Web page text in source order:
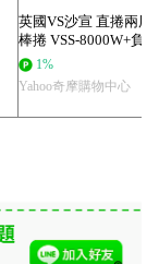
英國VS沙宣 直捲兩用
棒捲 VSS-8000W+負
吹風...
1%
Yahoo奇摩購物中心